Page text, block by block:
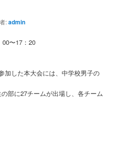
:admin
〜17：20
加した本大会には、中学校男子の
部に27チームが出場し、各チーム